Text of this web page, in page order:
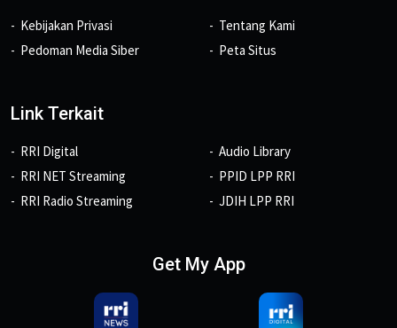
Kebijakan Privasi
Pedoman Media Siber
Tentang Kami
Peta Situs
Link Terkait
RRI Digital
RRI NET Streaming
RRI Radio Streaming
Audio Library
PPID LPP RRI
JDIH LPP RRI
Get My App